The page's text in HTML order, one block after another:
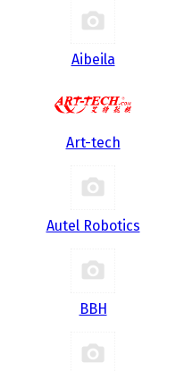
Aibeila
Art-tech
Autel Robotics
BBH